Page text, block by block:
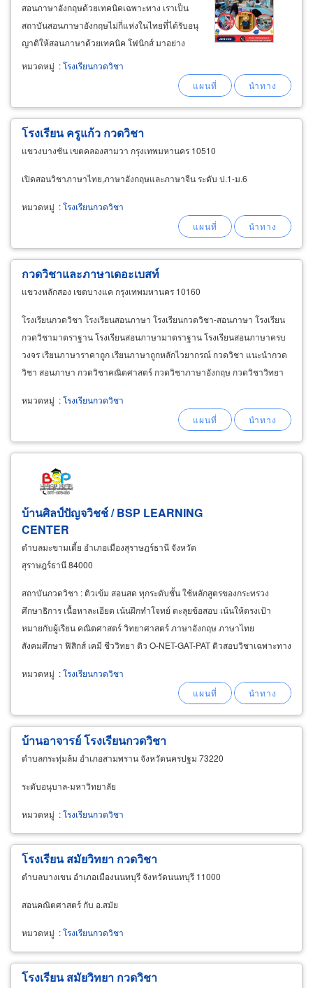
สอนภาษาอังกฤษด้วยเทคนิคเฉพาะทาง เราเป็น
สถาบันสอนภาษาอังกฤษไม่กี่แห่งในไทยที่ได้รับอนุ
ญาติให้สอนภาษาด้วยเทคนิค โฟนิกส์ มาอย่าง
ยาวนานตั้งแต่ปี 2007 และคอร์สภาษาอังกฤษที่
ตอบโจทย์และเข้าถึงความถนัดของเด็กยุคใหม่
มากกว่า 80%
หมวดหมู่ :โรงเรียนกวดวิชา
โรงเรียน ครูแก้ว กวดวิชา
แขวงบางชัน เขตคลองสามวา กรุงเทพมหานคร 10510
เปิดสอนวิชาภาษาไทย,ภาษาอังกฤษและภาษาจีน ระดับ ป.1-ม.6
หมวดหมู่ :โรงเรียนกวดวิชา
กวดวิชาและภาษาเดอะเบสท์
แขวงหลักสอง เขตบางแค กรุงเทพมหานคร 10160
โรงเรียนกวดวิชา โรงเรียนสอนภาษา โรงเรียนกวดวิชา-สอนภาษา โรงเรียน
กวดวิชามาตราฐาน โรงเรียนสอนภาษามาตราฐาน โรงเรียนสอนภาษาครบ
วงจร เรียนภาษาราคาถูก เรียนภาษาถูกหลักไวยากรณ์ กวดวิชา แนะนำกวด
วิชา สอนภาษา กวดวิชาคณิตศาสตร์ กวดวิชาภาษาอังกฤษ กวดวิชาวิทยา
จีนกลาง
หมวดหมู่ :โรงเรียนกวดวิชา
บ้านศิลป์ปัญจวิชช์ / BSP LEARNING
CENTER
ตำบลมะขามเตี้ย อำเภอเมืองสุราษฎร์ธานี จังหวัด
สุราษฎร์ธานี 84000
สถาบันกวดวิชา : ติวเข้ม สอนสด ทุกระดับชั้น ใช้หลักสูตรของกระทรวง
ศึกษาธิการ เนื้อหาละเอียด เน้นฝึกทำโจทย์ ตะลุยข้อสอบ เน้นให้ตรงเป้า
หมายกับผู้เรียน คณิตศาสตร์ วิทยาศาสตร์ ภาษาอังกฤษ ภาษาไทย
สังคมศึกษา ฟิสิกส์ เคมี ชีววิทยา ติว O-NET-GAT-PAT ติวสอบวิชาเฉพาะทาง
หมวดหมู่ :โรงเรียนกวดวิชา
บ้านอาจารย์ โรงเรียนกวดวิชา
ตำบลกระทุ่มล้ม อำเภอสามพราน จังหวัดนครปฐม 73220
ระดับอนุบาล-มหาวิทยาลัย
หมวดหมู่ :โรงเรียนกวดวิชา
โรงเรียน สมัยวิทยา กวดวิชา
ตำบลบางเขน อำเภอเมืองนนทบุรี จังหวัดนนทบุรี 11000
สอนคณิตศาสตร์ กับ อ.สมัย
หมวดหมู่ :โรงเรียนกวดวิชา
โรงเรียน สมัยวิทยา กวดวิชา